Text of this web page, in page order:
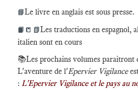
📘Le livre en anglais est sous presse.
📙📒 📗Les traductions en espagnol,
italien sont en cours
📚Les prochains volumes paraitront
L'aventure de l'Epervier Vigilance
: L'Epervier Vigilance et le pays au